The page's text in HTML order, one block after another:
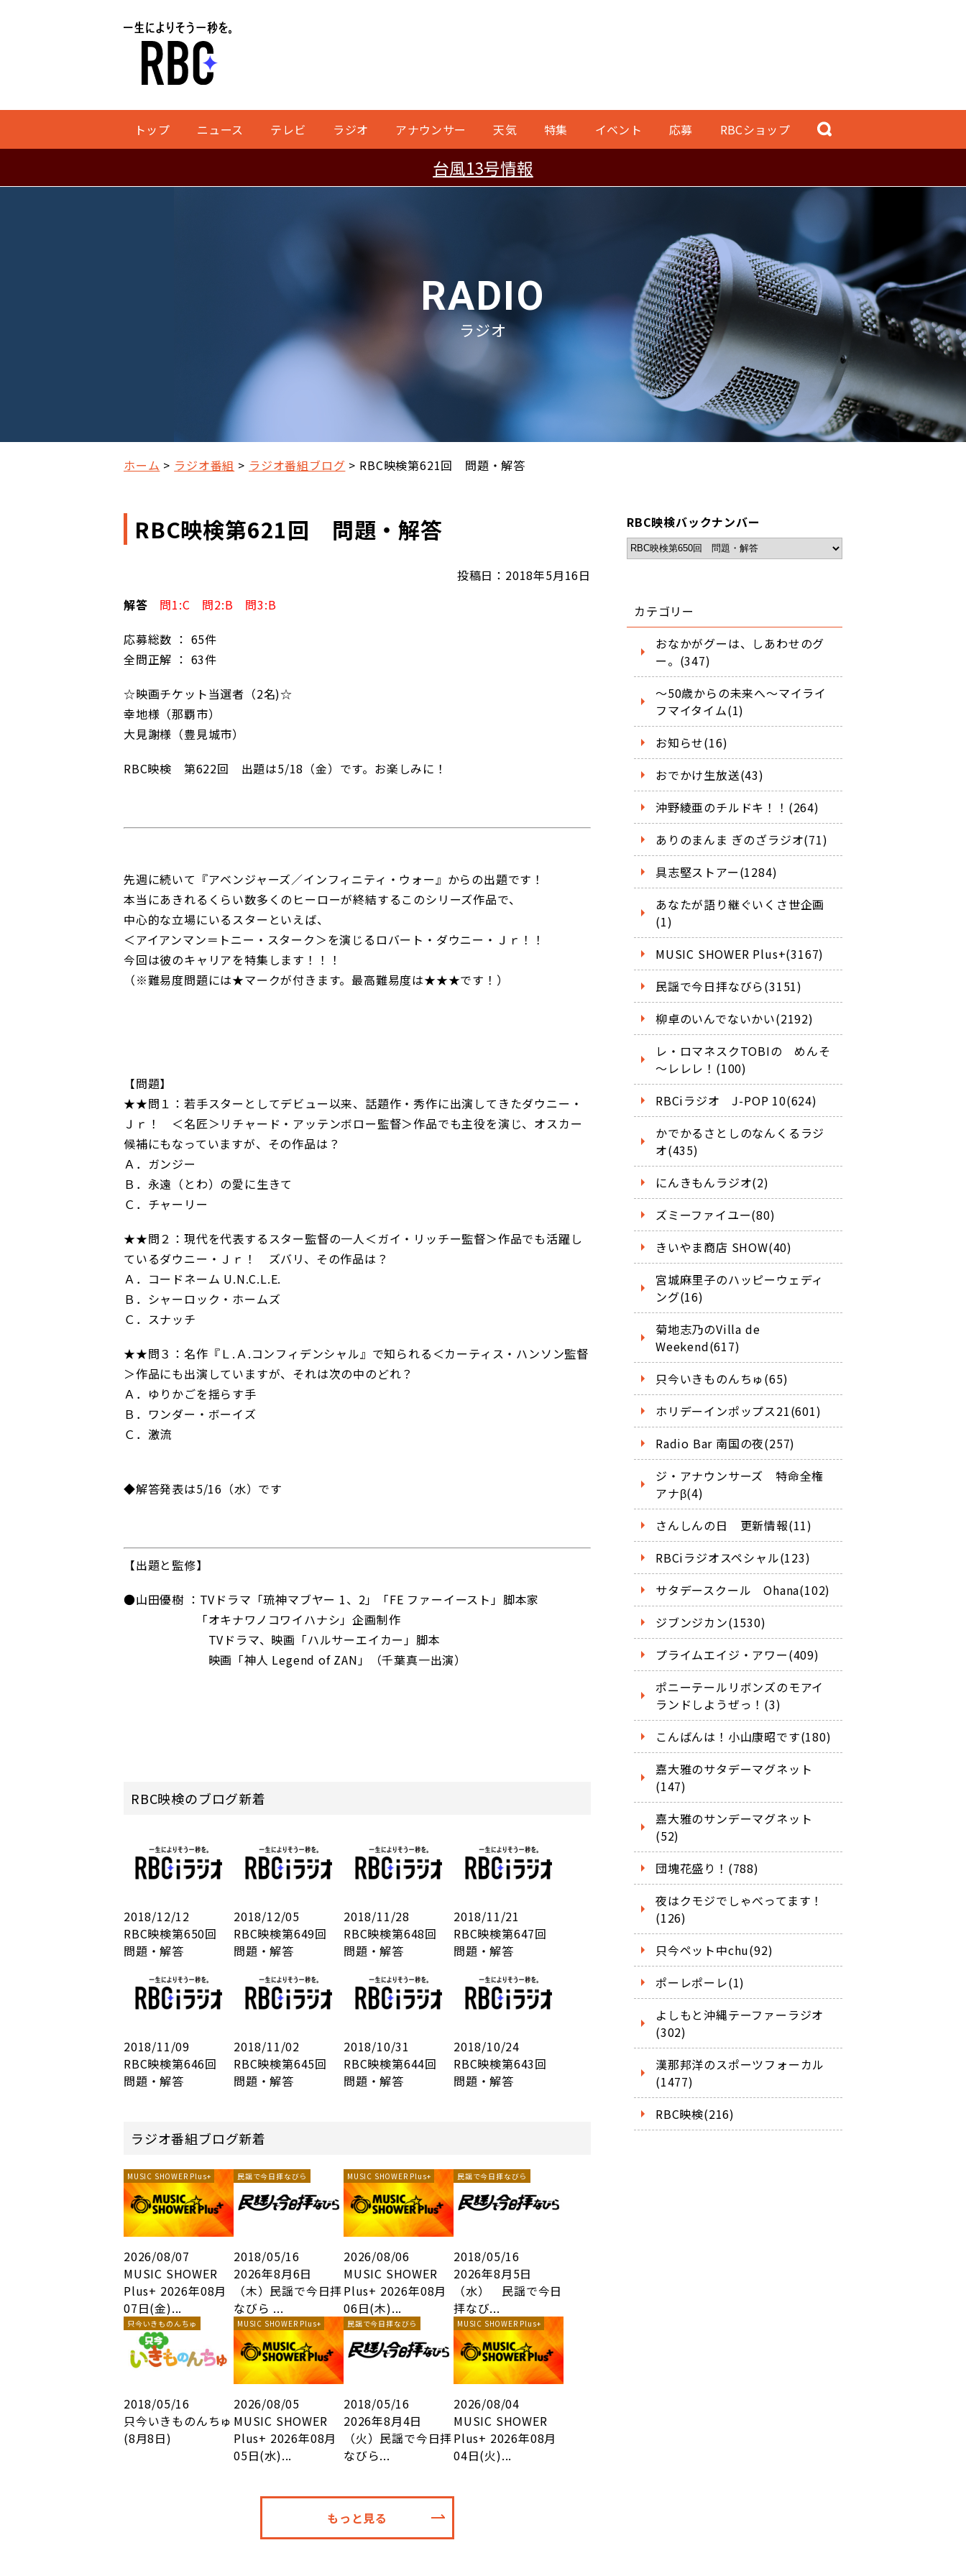
トップ ニュース テレビ ラジオ アナウンサー 天気 特集 イベント 応募 RBCショップ
台風13号情報
RADIO
ラジオ
ホーム ラジオ番組 ラジオ番組ブログ RBC映検第621回 問題・解答
RBC映検第621回 問題・解答
投稿日：2018年5月16日
解答
問1:C 問2:B 問3:B
応募総数 ： 65件
全問正解 ： 63件
☆映画チケット当選者（2名)☆
幸地様（那覇市）
大見謝様（豊見城市）
RBC映検 第622回 出題は5/18（金）です。お楽しみに！
先週に続いて『アベンジャーズ／インフィニティ・ウォー』からの出題です！
本当にあきれるくらい数多くのヒーローが終結するこのシリーズ作品で、
中心的な立場にいるスターといえば、
＜アイアンマン＝トニー・スターク＞を演じるロバート・ダウニー・Ｊｒ！！
今回は彼のキャリアを特集します！！！
（※難易度問題には★マークが付きます。最高難易度は★★★です！）
【問題】
★★問１：若手スターとしてデビュー以来、話題作・秀作に出演してきたダウニー・
Ｊｒ！ ＜名匠＞リチャード・アッテンボロー監督＞作品でも主役を演じ、オスカー
候補にもなっていますが、その作品は？
Ａ．ガンジー
Ｂ．永遠（とわ）の愛に生きて
Ｃ．チャーリー
★★問２：現代を代表するスター監督の一人＜ガイ・リッチー監督＞作品でも活躍し
ているダウニー・Ｊｒ！ ズバリ、その作品は？
Ａ．コードネーム U.N.C.L.E.
Ｂ．シャーロック・ホームズ
Ｃ．スナッチ
★★問３：名作『Ｌ.Ａ.コンフィデンシャル』で知られる＜カーティス・ハンソン監督
＞作品にも出演していますが、それは次の中のどれ？
Ａ．ゆりかごを揺らす手
Ｂ．ワンダー・ボーイズ
Ｃ．激流
◆解答発表は5/16（水）です
【出題と監修】
●山田優樹 ：TVドラマ「琉神マブヤー 1、2」「FE ファーイースト」脚本家
「オキナワノコワイハナシ」企画制作
TVドラマ、映画「ハルサーエイカー」脚本
映画「神人 Legend of ZAN」（千葉真一出演）
RBC映検のブログ新着
2018/12/12
RBC映検第650回
問題・解答
2018/12/05
RBC映検第649回
問題・解答
2018/11/28
RBC映検第648回
問題・解答
2018/11/21
RBC映検第647回
問題・解答
2018/11/09
RBC映検第646回
問題・解答
2018/11/02
RBC映検第645回
問題・解答
2018/10/31
RBC映検第644回
問題・解答
2018/10/24
RBC映検第643回
問題・解答
ラジオ番組ブログ新着
MUSIC SHOWER Plus+
2026/08/07
MUSIC SHOWER
Plus+ 2026年08月
07日(金)...
民謡で今日拝なびら
2018/05/16
2026年8月6日
（木）民謡で今日拝
なびら ...
MUSIC SHOWER Plus+
2026/08/06
MUSIC SHOWER
Plus+ 2026年08月
06日(木)...
民謡で今日拝なびら
2018/05/16
2026年8月5日
（水） 民謡で今日
拝なび...
只今いきものんちゅ
2018/05/16
只今いきものんちゅ
(8月8日)
MUSIC SHOWER Plus+
2026/08/05
MUSIC SHOWER
Plus+ 2026年08月
05日(水)...
民謡で今日拝なびら
2018/05/16
2026年8月4日
（火）民謡で今日拝
なびら...
MUSIC SHOWER Plus+
2026/08/04
MUSIC SHOWER
Plus+ 2026年08月
04日(火)...
もっと見る
RBC映検バックナンバー
カテゴリー
おなかがグーは、しあわせのグ
ー。(347)
～50歳からの未来へ～マイライ
フマイタイム(1)
お知らせ(16)
おでかけ生放送(43)
沖野綾亜のチルドキ！！(264)
ありのまんま ぎのざラジオ(71)
具志堅ストアー(1284)
あなたが語り継ぐいくさ世企画
(1)
MUSIC SHOWER Plus+(3167)
民謡で今日拝なびら(3151)
柳卓のいんでないかい(2192)
レ・ロマネスクTOBIの めんそ
～レレレ！(100)
RBCiラジオ J-POP 10(624)
かでかるさとしのなんくるラジ
オ(435)
にんきもんラジオ(2)
ズミーファイユー(80)
きいやま商店 SHOW(40)
宮城麻里子のハッピーウェディ
ング(16)
菊地志乃のVilla de
Weekend(617)
只今いきものんちゅ(65)
ホリデーインポップス21(601)
Radio Bar 南国の夜(257)
ジ・アナウンサーズ 特命全権
アナβ(4)
さんしんの日 更新情報(11)
RBCiラジオスペシャル(123)
サタデースクール Ohana(102)
ジブンジカン(1530)
プライムエイジ・アワー(409)
ポニーテールリボンズのモアイ
ランドしようぜっ！(3)
こんばんは！小山康昭です(180)
嘉大雅のサタデーマグネット
(147)
嘉大雅のサンデーマグネット
(52)
団塊花盛り！(788)
夜はクモジでしゃべってます！
(126)
只今ペット中chu(92)
ポーレポーレ(1)
よしもと沖縄テーファーラジオ
(302)
漢那邦洋のスポーツフォーカル
(1477)
RBC映検(216)